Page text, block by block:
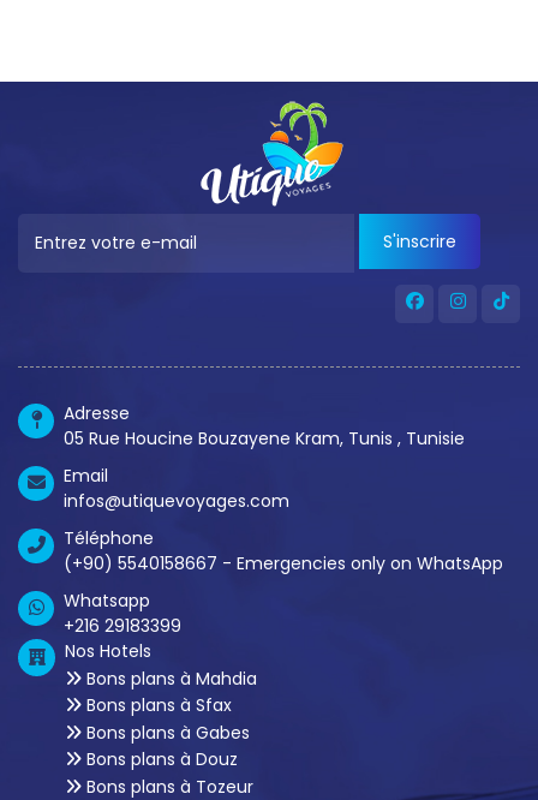
S'inscrire
Adresse
05 Rue Houcine Bouzayene Kram, Tunis , Tunisie
Email
infos@utiquevoyages.com
Téléphone
(+90) 5540158667 - Emergencies only on WhatsApp
Whatsapp
+216 29183399
Nos Hotels
Bons plans à Mahdia
Bons plans à Sfax
Bons plans à Gabes
Bons plans à Douz
Bons plans à Tozeur